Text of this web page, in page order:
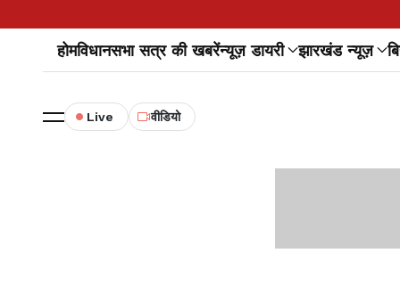
होमविधानसभा सत्र की खबरेंन्यूज़ डायरी झारखंड न्यूज़
Live वीडियो